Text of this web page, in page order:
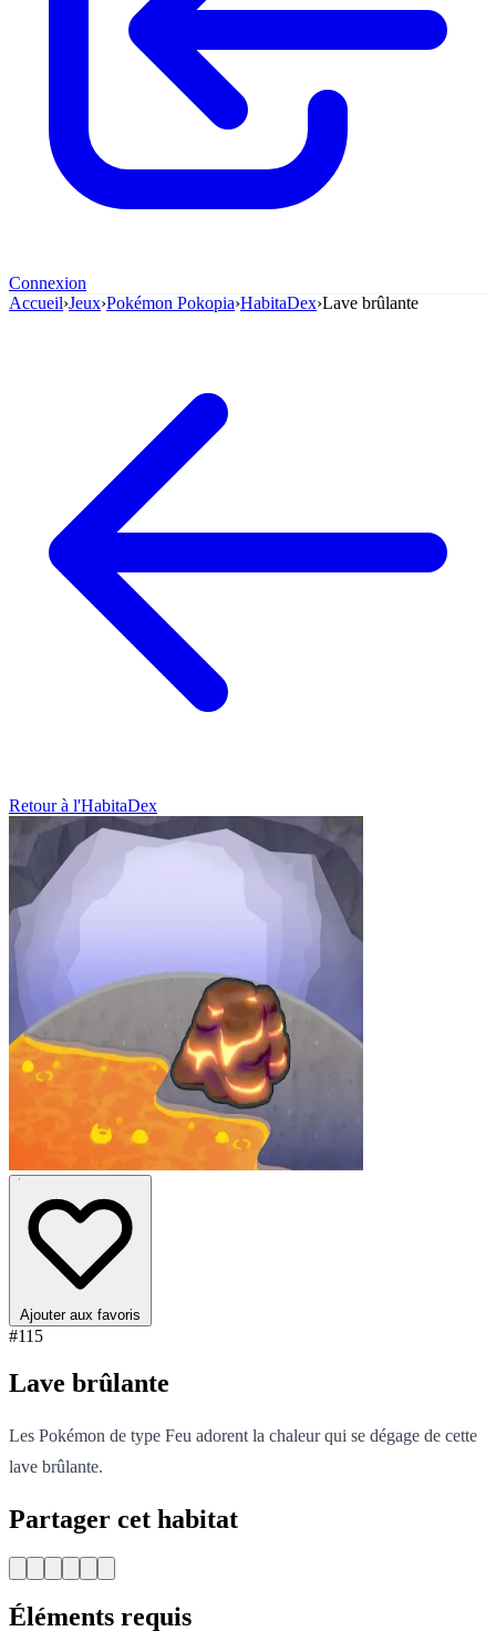
Connexion
Accueil›Jeux›Pokémon Pokopia›HabitaDex›Lave brûlante
Retour à l'HabitaDex
Ajouter aux favoris
#115
Lave brûlante
Les Pokémon de type Feu adorent la chaleur qui se dégage de cette
lave brûlante.
Partager cet habitat
Éléments requis